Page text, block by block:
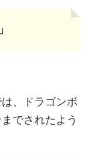
、ドラゴンボ
でされたよう